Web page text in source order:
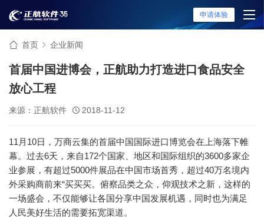
申请体验
首页 企业新闻
首届中国进博会，正航助力打造进口食品安全
放心工程
来源：正航软件 2018-11-12
11月10日，万商云集的首届中国国际进口博览会在上海落下帷
幕。过去6天，来自172个国家、地区和国际组织的3600多家企
业参展，有超过5000件展品在中国市场首秀，超过40万名境内
外采购商前来“买买买。俯察品类之众，仰观技术之新，这样的
一场盛会，不仅能够让各国分享中国发展机遇，同时也为满足
人民美好生活的需要拓宽渠道。